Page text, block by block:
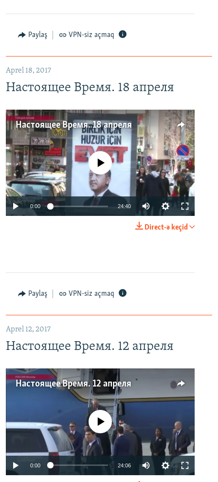
Paylaş VPN-siz açmaq
Aprel 18, 2017
Настоящее Время. 18 апреля
Настоящее Время. 18 апреля
No media source currently available
0:00 24:40
Direct-ə keçid
Paylaş VPN-siz açmaq
Aprel 12, 2017
Настоящее Время. 12 апреля
Настоящее Время. 12 апреля
No media source currently available
0:00 24:06